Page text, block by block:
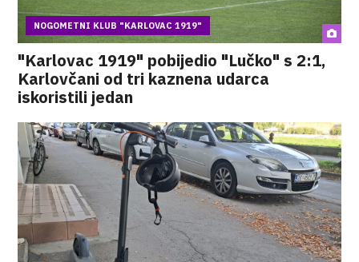
NOGOMETNI KLUB "KARLOVAC 1919"
"Karlovac 1919" pobijedio "Lučko" s 2:1,
Karlovčani od tri kaznena udarca
iskoristili jedan